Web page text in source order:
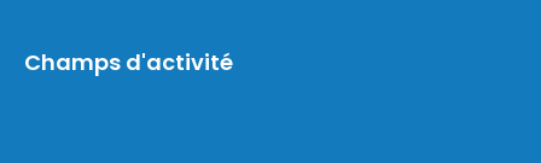
Champs d'activité